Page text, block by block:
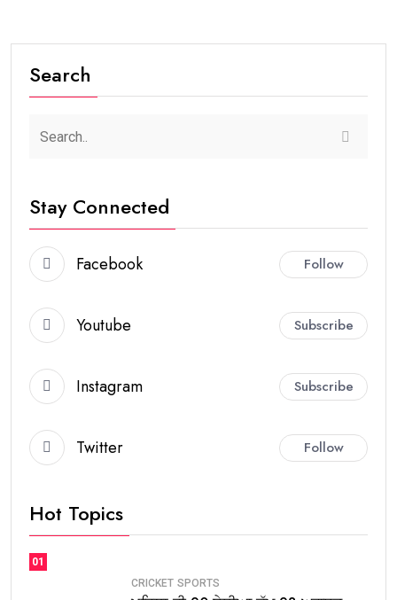
Search
Stay Connected
Facebook Follow
Youtube Subscribe
Instagram Subscribe
Twitter Follow
Hot Topics
01
CRICKET SPORTS